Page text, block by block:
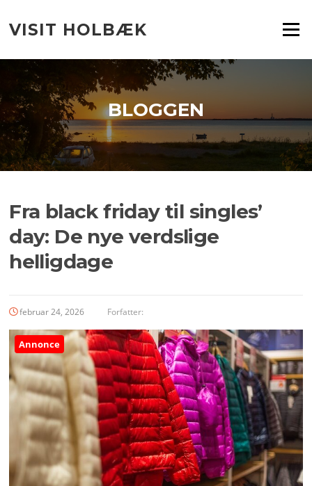
indhold
VISIT HOLBÆK Menu
BLOGGEN
Fra black friday til singles’
day: De nye verdslige
helligdage
februar 24, 2026 Forfatter:
Annonce